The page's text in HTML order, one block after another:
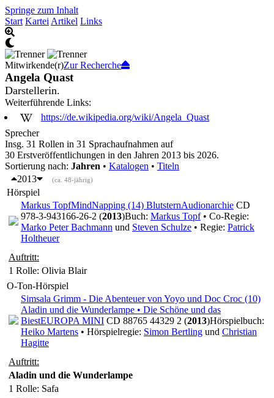
Springe zum Inhalt
Start Kartei Artikel Links
Mitwirkende(r)Zur Recherche
Angela Quast
Darstellerin.
Weiterführende Links:
https://de.wikipedia.org/wiki/Angela_Quast
Sprecher
Insg. 31 Rollen in 31 Sprachaufnahmen auf
30 Erstveröffentlichungen in den Jahren 2013 bis 2026.
Sortierung nach: Jahren • Katalogen • Titeln
2013
(ca. 48-jährig)
Hörspiel
Markus TopfMindNapping (14) BlutsternAudionarchie CD
978-3-943166-26-2 (2013)Buch: Markus Topf• Co-Regie:
Marko Peter Bachmann und Steven Schulze • Regie: Patrick
Holtheuer
Auftritt:
1 Rolle: Olivia Blair
O-Ton-Hörspiel
Simsala Grimm - Die Abenteuer von Yoyo und Doc Croc (10)
Aladin und die Wunderlampe • Die Schöne und das
BiestEUROPA MINI CD 88765 44329 2 (2013)Hörspielbuch:
Heiko Martens • Hörspielregie: Simon Bertling und Christian
Hagitte
Auftritt:
Aladin und die Wunderlampe
1 Rolle: Safa